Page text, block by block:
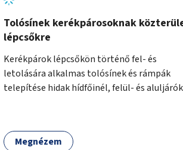
Tolósínek kerékpárosoknak
lépcsőkre
Kerékpárok lépcsőkön történő fel- és
letolására alkalmas tolósínek és rámpák
telepítése hidak hídfőinél, felül- és
Megnézem